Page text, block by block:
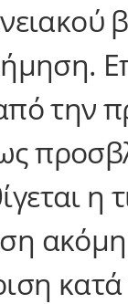
από
η